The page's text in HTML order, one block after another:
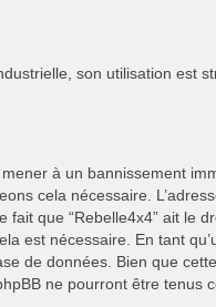
son utilisation est
à un bannissement
cela nécessaire.
que “Rebelle4x4” ait le
est nécessaire. En tant
de données. Bien que
ne pourront être tenus